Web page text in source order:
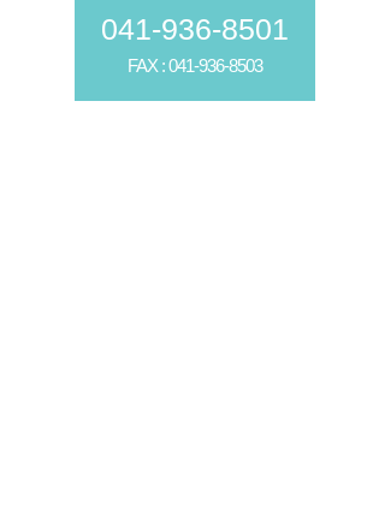
041-936-8501
FAX : 041-936-8503